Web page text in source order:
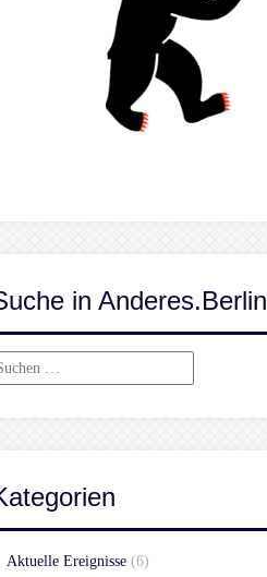
in Anderes.Berlin
Aktuelle Ereignisse (6)